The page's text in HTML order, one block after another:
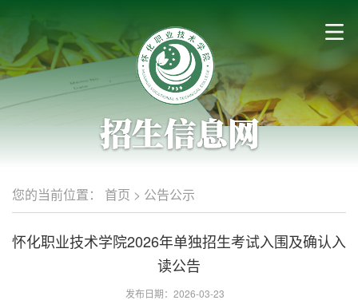
您的当前位置： 首页 > 公告公示
怀化职业技术学院2026年单独招生考试入围及确认入
读公告
发布日期：2026-03-23